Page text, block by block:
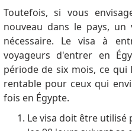
Toutefois, si vous
nouveau dans le pays,
nécessaire. Le visa à
voyageurs d'entrer en
période de six mois, ce
rentable pour ceux qui
fois en Égypte.
Le visa doit être utilisé